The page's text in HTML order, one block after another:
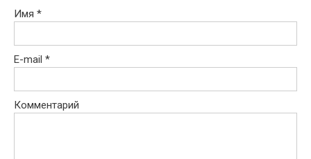
Имя *
E-mail *
Комментарий